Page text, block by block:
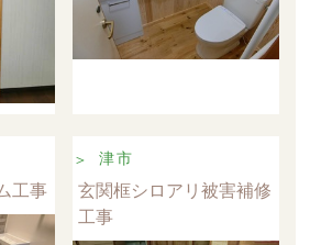
工事
津市
玄関框シロアリ被害補修
工事